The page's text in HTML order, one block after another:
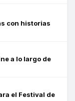
con historias
a lo largo de
el Festival de